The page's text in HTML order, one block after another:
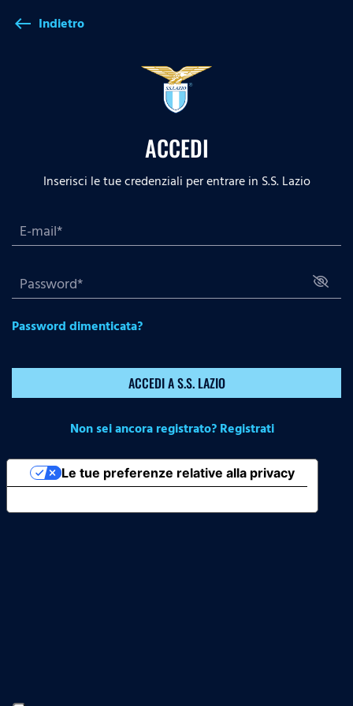
west Indietro
ACCEDI
Inserisci le tue credenziali per entrare in S.S. Lazio
Password dimenticata?
ACCEDI A S.S. LAZIO
Non sei ancora registrato? Registrati
Le tue preferenze relative alla privacy